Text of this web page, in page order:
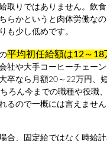
取りではありません。飲
らかというと肉体労働な
も少し低めです。
平均初任給額は12～18
社や大手コーヒーチェー
卒なら月額20～22万円、
ろん今までの職種や役職
るので一概には言えませ
合、固定給ではなく時給